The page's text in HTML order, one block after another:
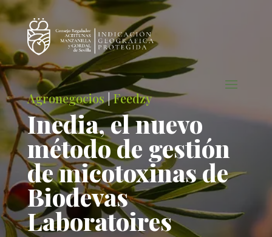
Agronegocios|Feedzy
Inedia, el nuevo
método de gestión
de micotoxinas de
Biodevas
Laboratoires